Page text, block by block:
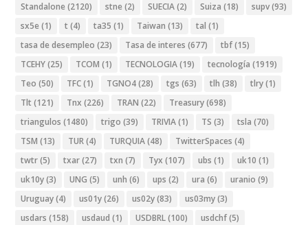
Standalone (2120) stne (2) SUECIA(2) Suiza (18) supv(93)
sx5e (1) t (4) ta35 (1) Taiwan (13) tal (1)
tasa de desempleo (23) Tasa de interes (677) tbf(15)
TCEHY(25) TCOM (1) TECNOLOGIA(19) tecnología (1919)
Teo (50) TFC(1) TGNO4(28) tgs (63) tlh (38) tlry(1)
Tlt (121) Tnx (226) TRAN (22) Treasury(698)
triangulos (1480) trigo (39) TRIVIA(1) TS (3) tsla (70)
TSM (13) TUR(4) TURQUIA(48) TwitterSpaces (4)
twtr(5) txar(27) txn (7) Tyx (107) ubs (1) uk10 (1)
uk10y(3) UNG (5) unh (6) ups (2) ura (6) uranio (9)
Uruguay(4) us01y(26) us02y(83) us03my(3)
usdars (158) usdaud (1) USDBRL(100) usdchf(5)